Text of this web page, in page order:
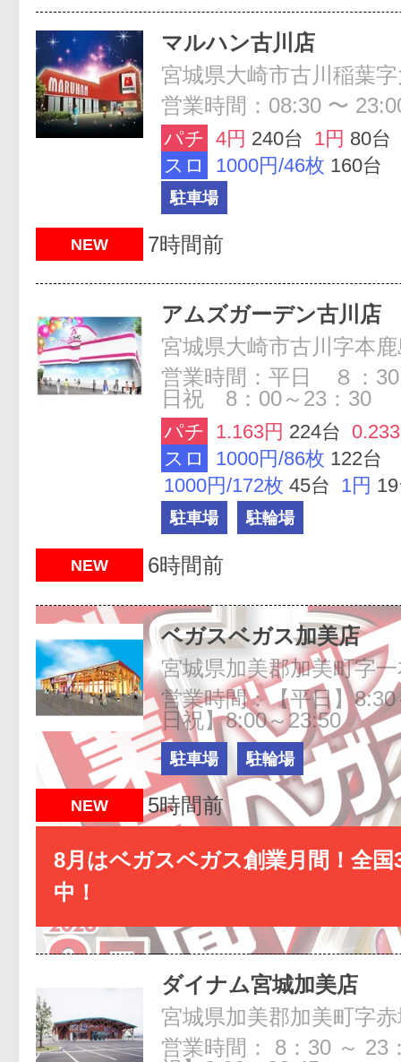
マルハン古川店
営業時間：08:30 〜
パチ 4円 240台 1円 80台
スロ
1000円/46枚 160台
駐車場
NEW 7時間前
アムズガーデン古川店
宮城県大崎市古川字本
営業時間：平日 ８：
日祝 8：00～23：30
パチ 1.163円 224台
スロ
1000円/86枚 122台
1000円/172枚 45台 1円
駐車場 駐輪場
NEW 6時間前
ベガスベガス加美店
宮城県加美郡加美町字
営業時間：【平日】
日祝】8:00～23:50
駐車場 駐輪場
NEW 5時間前
8月はベガスベガス創業月間！全国
中！
ダイナム宮城加美店
宮城県加美郡加美町字
営業時間： 8：30 ～